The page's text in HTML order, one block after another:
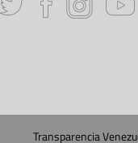
Transparencia